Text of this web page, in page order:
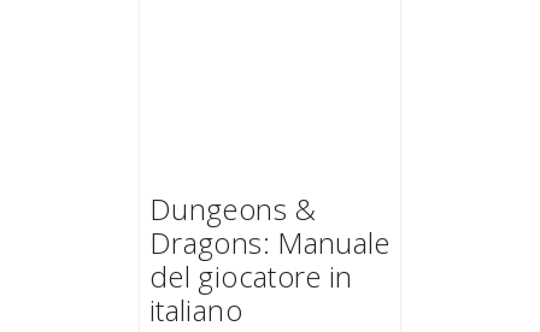
Dungeons &
Dragons: Manuale
del giocatore in
italiano